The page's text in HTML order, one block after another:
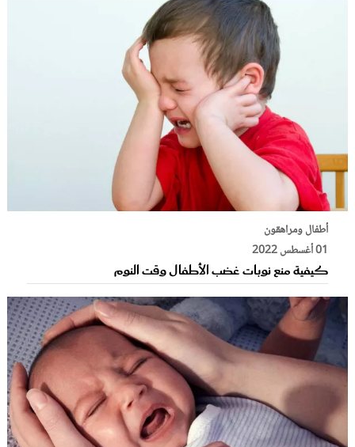
أطفال ومراهقون
01 أغسطس 2022
كيفية منع نوبات غضب الأطفال وقت النوم